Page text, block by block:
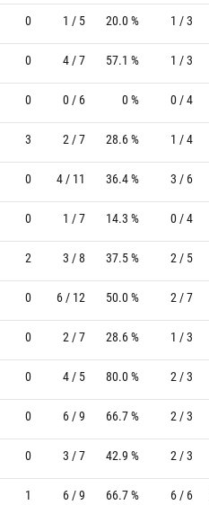
0 1 / 5 20.0 % 1 / 3
0 4 / 7 57.1 % 1 / 3
0 0 / 6 0 % 0 / 4
3 2 / 7 28.6 % 1 / 4
0 4 / 11 36.4 % 3 / 6
0 1 / 7 14.3 % 0 / 4
2 3 / 8 37.5 % 2 / 5
0 6 / 12 50.0 % 2 / 7
0 2 / 7 28.6 % 1 / 3
0 4 / 5 80.0 % 2 / 3
0 6 / 9 66.7 % 2 / 3
0 3 / 7 42.9 % 2 / 3
1 6 / 9 66.7 % 6 / 6